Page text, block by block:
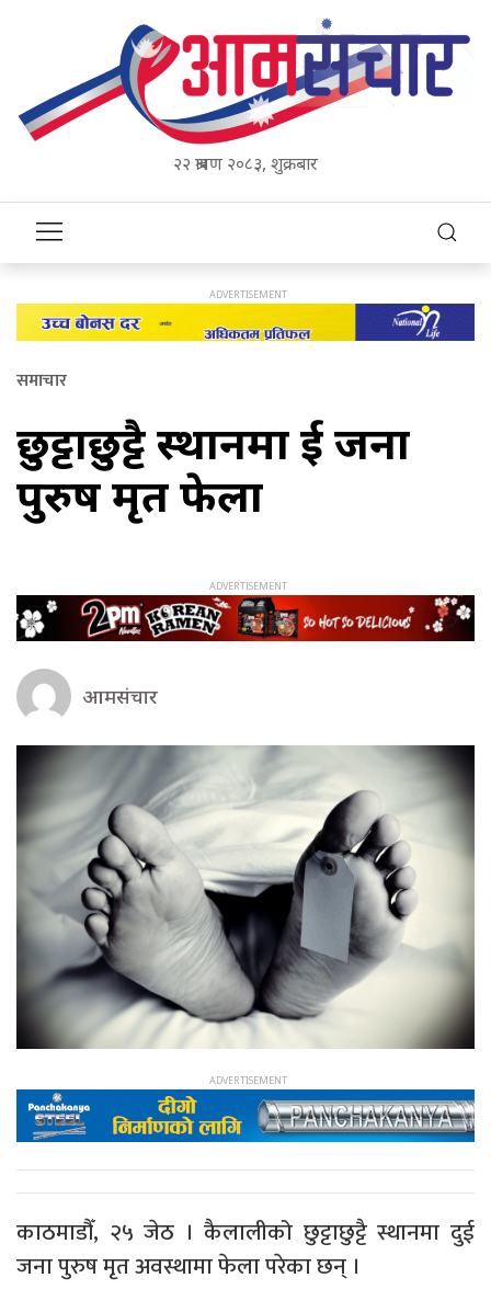
२२ श्रावण २०८३, शुक्रबार
समाचार
छुट्टाछुट्टै स्थानमा दुई जना
पुरुष मृत फेला
आमसंचार
काठमाडौँ, २५ जेठ । कैलालीको छुट्टाछुट्टै स्थानमा दुई
जना पुरुष मृत अवस्थामा फेला परेका छन् ।